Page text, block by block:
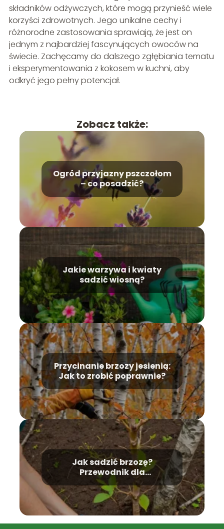
składników odżywczych, które mogą przynieść wiele
korzyści zdrowotnych. Jego unikalne cechy i
różnorodne zastosowania sprawiają, że jest on
jednym z najbardziej fascynujących owoców na
świecie. Zachęcamy do dalszego zgłębiania tematu
i eksperymentowania z kokosem w kuchni, aby
odkryć jego pełny potencjał.
Zobacz także:
Ogród przyjazny pszczołom
– co posadzić?
Jakie warzywa i kwiaty
sadzić wiosną?
Przycinanie brzozy jesienią:
Jak to zrobić poprawnie?
Jak sadzić brzozę?
Przewodnik dla
początkujących.